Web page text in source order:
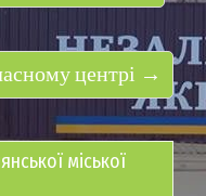
центрі →
міської